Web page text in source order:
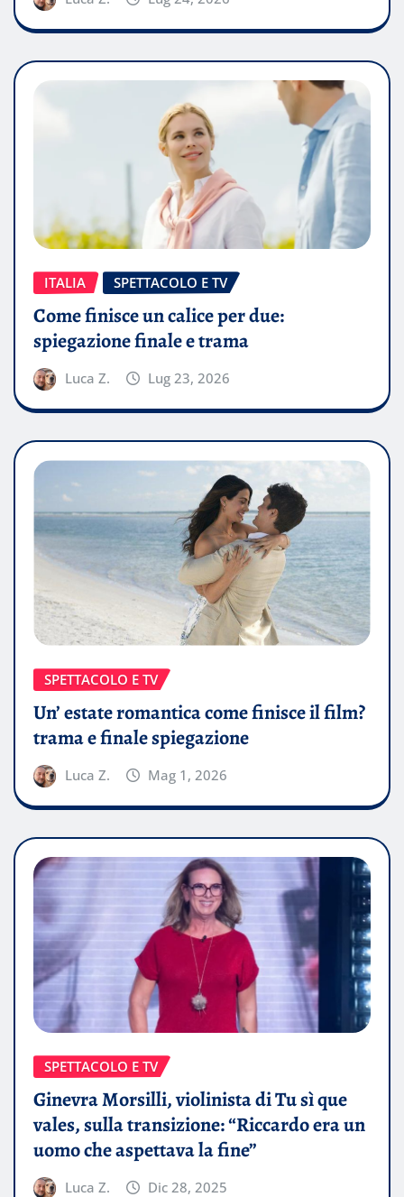
ITALIA SPETTACOLO E TV
Come finisce un calice per due:
spiegazione finale e trama
Luca Z. Lug 23, 2026
SPETTACOLO E TV
Un’ estate romantica come finisce il film?
trama e finale spiegazione
Luca Z. Mag 1, 2026
SPETTACOLO E TV
Ginevra Morsilli, violinista di Tu sì que
vales, sulla transizione: “Riccardo era un
uomo che aspettava la fine”
Luca Z. Dic 28, 2025